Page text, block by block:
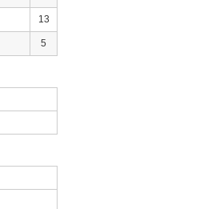
13
5